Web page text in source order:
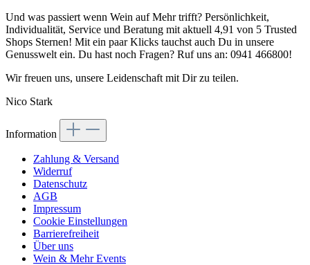
Und was passiert wenn Wein auf Mehr trifft? Persönlichkeit,
Individualität, Service und Beratung mit aktuell 4,91 von 5 Trusted
Shops Sternen! Mit ein paar Klicks tauchst auch Du in unsere
Genusswelt ein. Du hast noch Fragen? Ruf uns an: 0941 466800!
Wir freuen uns, unsere Leidenschaft mit Dir zu teilen.
Nico Stark
Information
Zahlung & Versand
Widerruf
Datenschutz
AGB
Impressum
Cookie Einstellungen
Barrierefreiheit
Über uns
Wein & Mehr Events